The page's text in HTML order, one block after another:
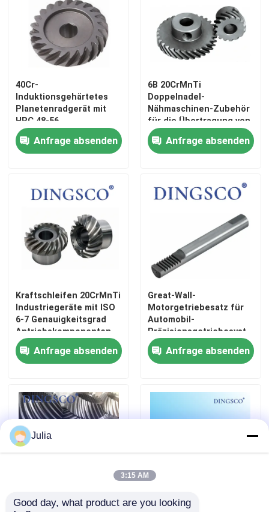
Über uns
Werksbesichtigung
Qualitätskontrolle
Kontakt mit uns
Fälle
Angebot anfordern
Industrielle Getriebe nach Maßgabe
Schleifwerkzeug
Reduzierungsgang
Ausrüstung für Roboter
Fahrradgeräte
40Cr-
Induktionsgehärtetes
Planetenradgerät mit
HRC 48-56
Verschleißfestigkeit
Anfrage absenden
6B 20CrMnTi
Doppelnadel-
Nähmaschinen-Zubehör
für die Übertragung von
Schwerdrehmoment
Anfrage absenden
Kraftschleifen 20CrMnTi
Industriegeräte mit ISO
6-7 Genauigkeitsgrad
Antriebskomponenten
Anfrage absenden
Great-Wall-
Motorgetriebesatz für
Automobil-
Anfrage absenden
angepasste 20CrMnTi- Kegelrad mit schrägem
Julia
3:15 AM
Good day, what product are you looking